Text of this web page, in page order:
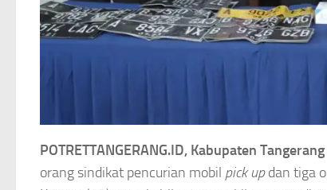
POTRETTANGERANG.ID, Kabupaten
orang sindikat pencurian mobil pick updan tiga